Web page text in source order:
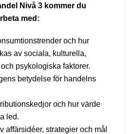
Nivå 3 kommer du
med:
och hur
av sociala, kulturella,
psykologiska faktorer.
betydelse för handelns
och hur värde
led.
affärsidéer, strategier och mål